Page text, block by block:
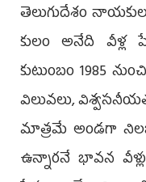
తెలుగుదేశం
కులం అనేది వీళ్ల
కుటుంబం 1985
విలువలు,
మాత్రమే అండగా
ఉన్నారనే భావన వీళ్లు